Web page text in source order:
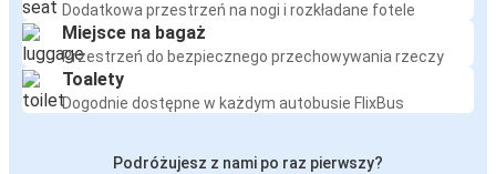
Dodatkowa przestrzeń na nogi i rozkładane fotele
Miejsce na bagaż
Przestrzeń do bezpiecznego przechowywania rzeczy
Toalety
Dogodnie dostępne w każdym autobusie FlixBus
Podróżujesz z nami po raz pierwszy?